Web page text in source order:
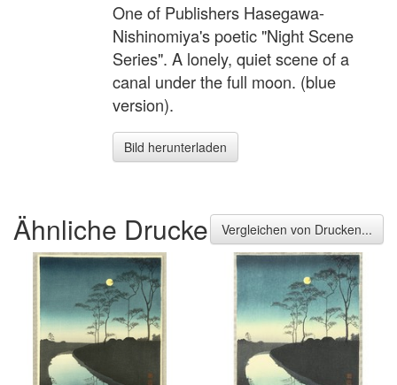
One of Publishers Hasegawa-
Nishinomiya's poetic "Night Scene
Series". A lonely, quiet scene of a
canal under the full moon. (blue
version).
Bild herunterladen
Ähnliche Drucke Vergleichen von Drucken...